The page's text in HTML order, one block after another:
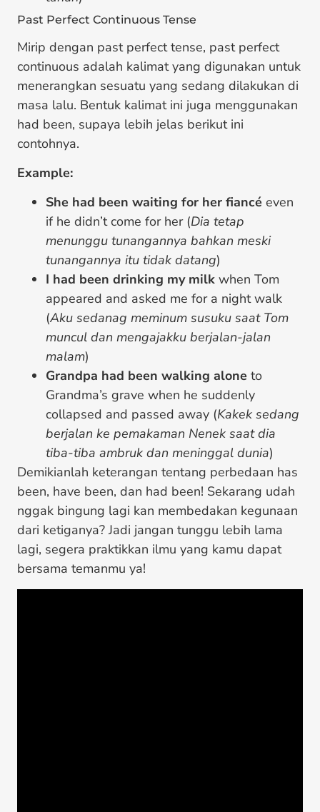
Past Perfect Continuous Tense
Mirip dengan past perfect tense, past perfect
continuous adalah kalimat yang digunakan untuk
menerangkan sesuatu yang sedang dilakukan di
masa lalu. Bentuk kalimat ini juga menggunakan
had been, supaya lebih jelas berikut ini
contohnya.
Example:
She had been waiting for her fiancé even
if he didn’t come for her (Dia tetap
menunggu tunangannya bahkan meski
tunangannya itu tidak datang)
I had been drinking my milk when Tom
appeared and asked me for a night walk
(Aku sedanag meminum susuku saat Tom
muncul dan mengajakku berjalan-jalan
malam)
Grandpa had been walking alone to
Grandma’s grave when he suddenly
collapsed and passed away (Kakek sedang
berjalan ke pemakaman Nenek saat dia
tiba-tiba ambruk dan meninggal dunia)
Demikianlah keterangan tentang perbedaan has
been, have been, dan had been! Sekarang udah
nggak bingung lagi kan membedakan kegunaan
dari ketiganya? Jadi jangan tunggu lebih lama
lagi, segera praktikkan ilmu yang kamu dapat
bersama temanmu ya!